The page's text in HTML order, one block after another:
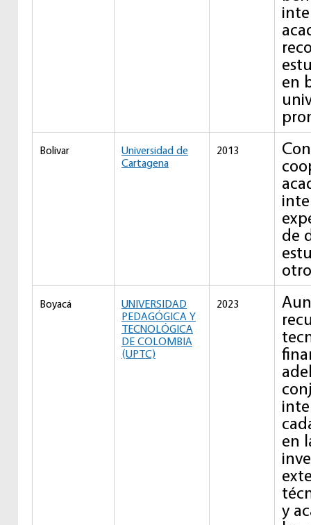
en
Bolivar
Universidad de
Cartagena
2013
de
Boyacá
UNIVERSIDAD
PEDAGÓGICA Y
TECNOLÓGICA
DE COLOMBIA
(UPTC)
2023
en
y